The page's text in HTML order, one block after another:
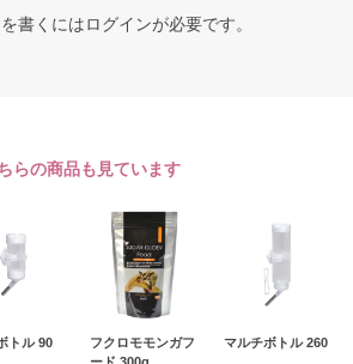
書くにはログインが必要です。
らの商品も見ています
トル 90
フクロモモンガフ
マルチボトル 260